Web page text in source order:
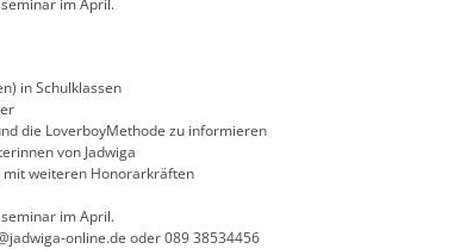
in Schulklassen
die LoverboyMethode zu informieren
von Jadwiga
mit weiteren Honorarkräften
im April.
online.de oder 089 38534456